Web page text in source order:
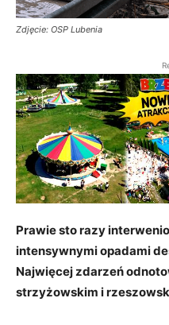
Zdjęcie: OSP Lubenia
Prawie sto razy
intensywnymi opadami
Najwięcej zdarzeń
strzyżowskim i